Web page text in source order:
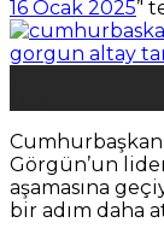
16 Ocak 2025’'
Görgün’un
aşamasına
bir adım daha